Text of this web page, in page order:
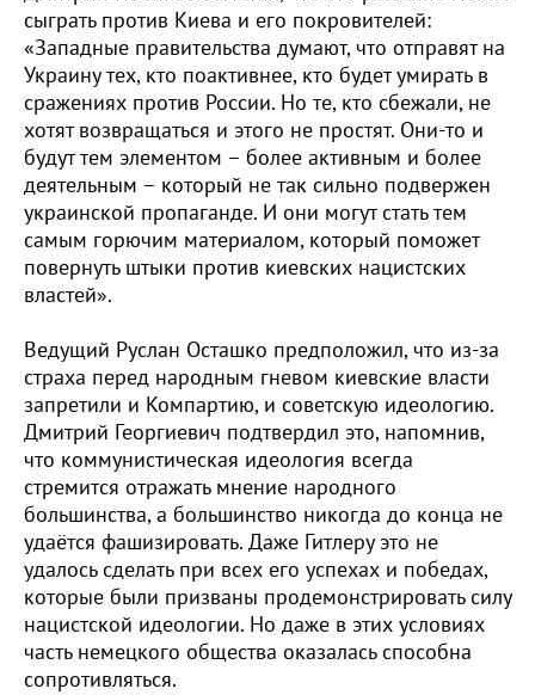
сыграть против Киева и его покровителей:
«Западные правительства думают, что отправят на
Украину тех, кто поактивнее, кто будет умирать в
сражениях против России. Но те, кто сбежали, не
хотят возвращаться и этого не простят. Они-то и
будут тем элементом – более активным и более
деятельным – который не так сильно подвержен
украинской пропаганде. И они могут стать тем
самым горючим материалом, который поможет
повернуть штыки против киевских нацистских
властей».
Ведущий Руслан Осташко предположил, что из-за
страха перед народным гневом киевские власти
запретили и Компартию, и советскую идеологию.
Дмитрий Георгиевич подтвердил это, напомнив,
что коммунистическая идеология всегда
стремится отражать мнение народного
большинства, а большинство никогда до конца не
удаётся фашизировать. Даже Гитлеру это не
удалось сделать при всех его успехах и победах,
которые были призваны продемонстрировать силу
нацистской идеологии. Но даже в этих условиях
часть немецкого общества оказалась способна
сопротивляться.